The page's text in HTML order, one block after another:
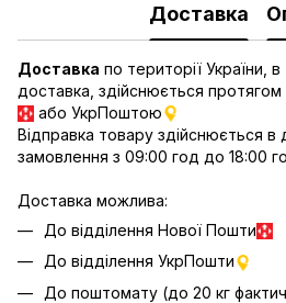
Доставка
Доставка по території України,
доставка, здійснюється
або УкрПоштою
Відправка товару здійснюється
замовлення з 09:00 год до 18:00
Доставка можлива:
До відділення Нової Пошти
До відділення УкрПошти
До поштомату (до 20 кг